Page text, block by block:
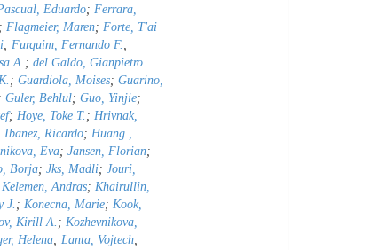
Eduardo; Ferrara,
; Flagmeier, Maren; Forte, T'ai
; Furquim, Fernando F. ;
A.; del Galdo, Gianpietro
; Guardiola, Moises; Guarino,
Guler, Behlul; Guo, Yinjie;
; Hoye, Toke T. ; Hrivnak,
Ibanez, Ricardo; Huang ,
Eva; Jansen, Florian;
Borja; Jks, Madli; Jouri,
Kelemen, Andras; Khairullin,
J. ; Konecna, Marie; Kook,
Kirill A. ; Kozhevnikova,
Helena; Lanta, Vojtech;